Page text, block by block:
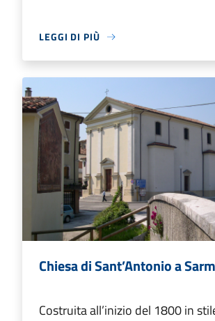
LEGGI DI PIÙ
Chiesa di Sant’Antonio a
Costruita all’inizio del 1800 in